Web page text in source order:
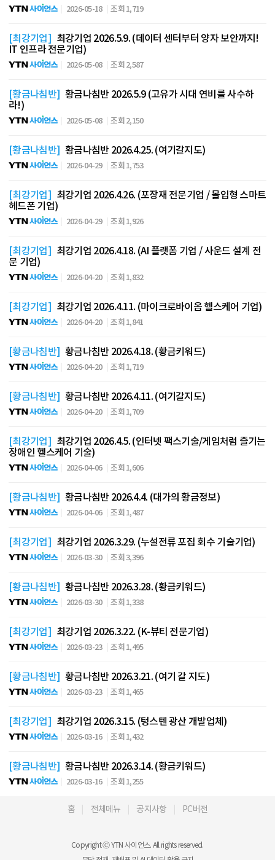
2026-05-18 조회 1,719
[최강기업] 최강기업 2026.5.9. (데이터 센터부터 양자 보안까지!
IT 인프라 전문기업)
2026-05-08 조회 2,587
[황금나침반] 황금나침반 2026.5.9 (고유가 시대 연비를 사수하
라!)
2026-05-08 조회 2,150
[황금나침반] 황금나침반 2026.4.25. (여기갈지도)
2026-04-29 조회 1,753
[최강기업] 최강기업 2026.4.26. (포장재 전문기업 / 몰입형 스마트
헤드폰 기업)
2026-04-29 조회 1,926
[최강기업] 최강기업 2026.4.18. (AI 플랫폼 기업 / 사운드 설계 전
문 기업)
2026-04-20 조회 1,832
[최강기업] 최강기업 2026.4.11. (마이크로바이옴 헬스케어 기업)
2026-04-20 조회 1,841
[황금나침반] 황금나침반 2026.4.18. (황금키워드)
2026-04-20 조회 1,719
[황금나침반] 황금나침반 2026.4.11. (여기갈지도)
2026-04-20 조회 1,709
[최강기업] 최강기업 2026.4.5. (인터넷 팩스기술/게임처럼 즐기는
장애인 헬스케어 기술)
2026-04-06 조회 1,606
[황금나침반] 황금나침반 2026.4.4. (대가의 황금정보)
2026-04-06 조회 1,487
[최강기업] 최강기업 2026.3.29. (누설전류 포집 회수 기술기업)
2026-03-30 조회 3,396
[황금나침반] 황금나침반 2026.3.28. (황금키워드)
2026-03-30 조회 1,338
[최강기업] 최강기업 2026.3.22. (K-뷰티 전문기업)
2026-03-23 조회 1,495
[황금나침반] 황금나침반 2026.3.21. (여기 갈 지도)
2026-03-23 조회 1,465
[최강기업] 최강기업 2026.3.15. (텅스텐 광산 개발업체)
2026-03-16 조회 1,432
[황금나침반] 황금나침반 2026.3.14. (황금키워드)
2026-03-16 조회 1,255
홈 전체메뉴 공지사항 PC버전
Copyright Ⓒ YTN 사이언스. All rights reserved.